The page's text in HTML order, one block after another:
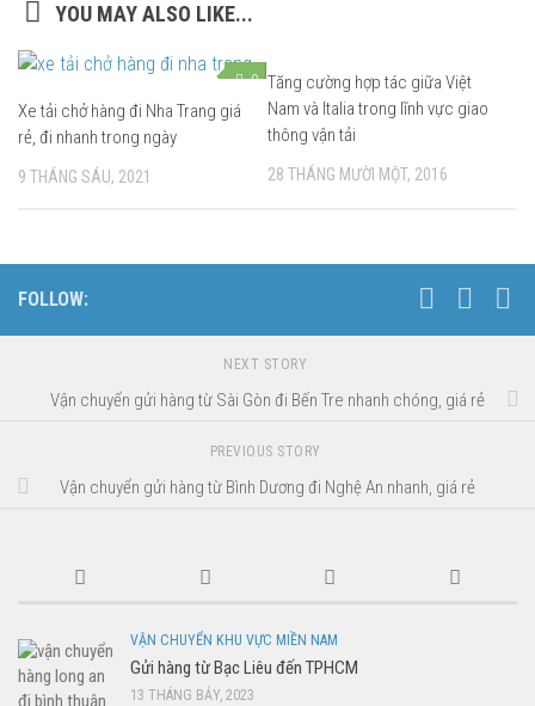
YOU MAY ALSO LIKE...
0
Xe tải chở hàng đi Nha Trang giá
rẻ, đi nhanh trong ngày
9 THÁNG SÁU, 2021
Tăng cường hợp tác giữa Việt
Nam và Italia trong lĩnh vực giao
thông vận tải
28 THÁNG MƯỜI MỘT, 2016
FOLLOW:
NEXT STORY
Vận chuyển gửi hàng từ Sài Gòn đi Bến Tre nhanh chóng, giá rẻ
PREVIOUS STORY
Vận chuyển gửi hàng từ Bình Dương đi Nghệ An nhanh, giá rẻ
VẬN CHUYỂN KHU VỰC MIỀN NAM
Gửi hàng từ Bạc Liêu đến TPHCM
13 THÁNG BẢY, 2023